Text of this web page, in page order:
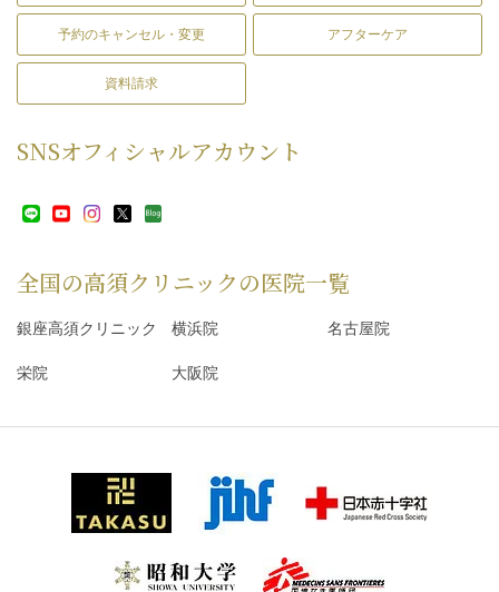
予約のキャンセル・変更 アフターケア
資料請求
SNSオフィシャルアカウント
全国の高須クリニックの医院一覧
銀座高須クリニック 横浜院 名古屋院
栄院 大阪院